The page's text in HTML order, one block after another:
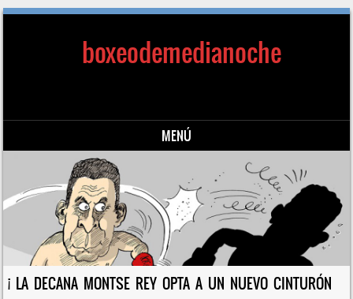
boxeodemedianoche
MENÚ
Saltar al contenido
¡ LA DECANA MONTSE REY OPTA A UN NUEVO CINTURÓN